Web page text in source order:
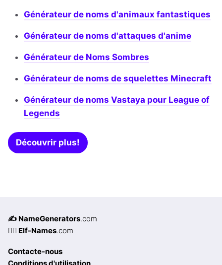
Générateur de noms d'animaux fantastiques
Générateur de noms d'attaques d'anime
Générateur de Noms Sombres
Générateur de noms de squelettes Minecraft
Générateur de noms Vastaya pour League of
Legends
Découvrir plus!
✍️ NameGenerators.com
🧝‍♀️ Elf-Names.com
Contacte-nous